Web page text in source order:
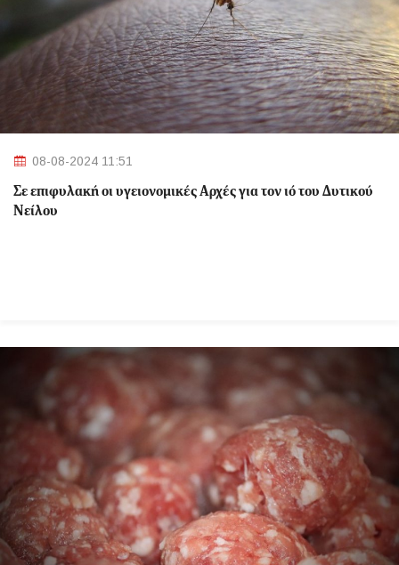
08-08-2024 11:51
Σε επιφυλακή οι υγειονομικές Αρχές για τον ιό του Δυτικού
Νείλου